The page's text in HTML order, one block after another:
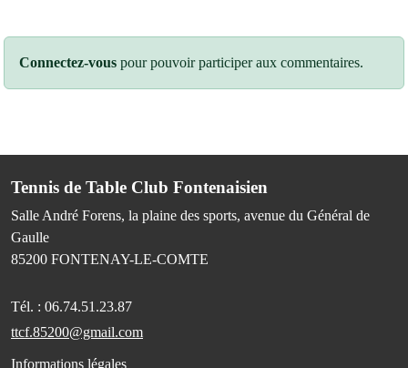
Connectez-vous pour pouvoir participer aux commentaires.
Tennis de Table Club Fontenaisien
Salle André Forens, la plaine des sports, avenue du Général de
Gaulle
85200 FONTENAY-LE-COMTE
Tél. : 06.74.51.23.87
ttcf.85200@gmail.com
Informations légales